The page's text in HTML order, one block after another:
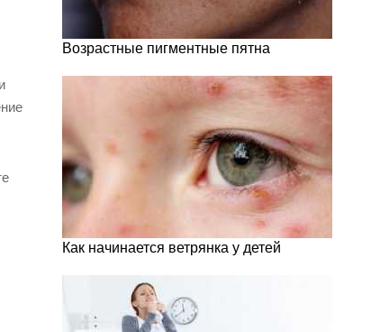
Возрастные пигментные пятна
Как начинается ветрянка у детей